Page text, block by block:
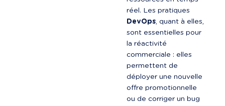
réel. Les pratiques
DevOps, quant à elles,
sont essentielles pour
la réactivité
commerciale : elles
permettent de
déployer une nouvelle
offre promotionnelle
ou de corriger un bug